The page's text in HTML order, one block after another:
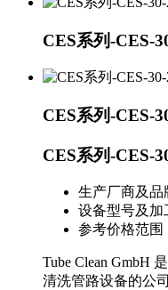
CES系列-CES-
CES系列-CES-
CES系列-CES-
生产厂商及品
设备型号及加
参考价格范围
Tube Clean GmbH
清洗管路设备的公